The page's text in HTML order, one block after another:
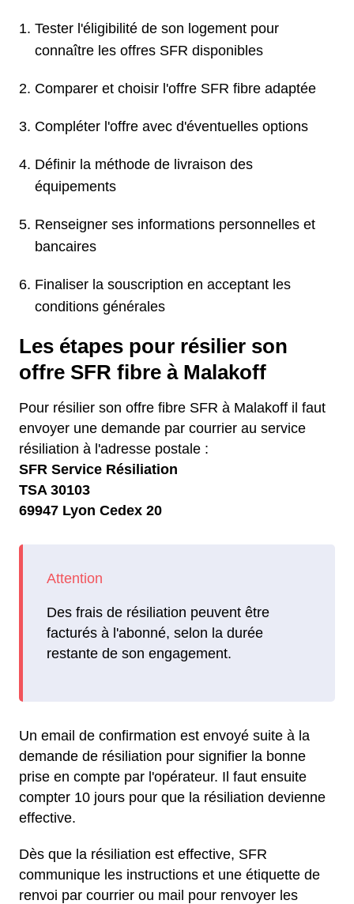
Tester l'éligibilité de son logement pour
connaître les offres SFR disponibles
Comparer et choisir l'offre SFR fibre adaptée
Compléter l'offre avec d'éventuelles options
Définir la méthode de livraison des
équipements
Renseigner ses informations personnelles et
bancaires
Finaliser la souscription en acceptant les
conditions générales
Les étapes pour résilier son
offre SFR fibre à Malakoff
Pour résilier son offre fibre SFR à Malakoff il faut
envoyer une demande par courrier au service
résiliation à l'adresse postale :
SFR Service Résiliation
TSA 30103
69947 Lyon Cedex 20
Des frais de résiliation peuvent être
facturés à l'abonné, selon la durée
restante de son engagement.
Un email de confirmation est envoyé suite à la
demande de résiliation pour signifier la bonne
prise en compte par l'opérateur. Il faut ensuite
compter 10 jours pour que la résiliation devienne
effective.
Dès que la résiliation est effective, SFR
communique les instructions et une étiquette de
renvoi par courrier ou mail pour renvoyer les